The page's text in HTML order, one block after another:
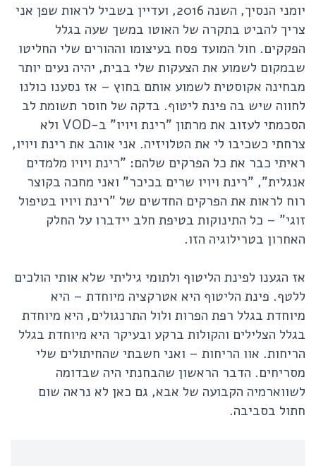
יומני הנסיך, השנה 2016, ועדיין בשביל לראות שפן אני
צריך להביט בתקרה של האוטו במשך שעה בגלל
הפקקים. חול המועד פסח בעיצומו וההורים שלי החליטו
שבמקום לשמוע את הצעקות שלי בבית, יהיה נעים יותר
מבחינה אקוסטית לשמוע אותם בחוץ – אז נסענו כולנו
לחווה שיש בה פינת ליטוף. בדקה של חוסר תשומת לב
הסכמתי לעזוב את מרתון "רינת ויויו" ב-VOD ולא
צרחתי כשכיבו לי את הטלויזיה. אני אוהב את רינת ויויו,
ראיתי כבר את כל הפרקים שלהם: "רינת ויויו מלמדים
אנגלית", "רינת ויויו שרים בכיכר" ואני מחכה בקוצר
רוח לראות את הפרקים החדשים של "רינת ויויו בטיפול
זוגי" – כל התינוקות בטיפת חלב יידברו על החלק
האחרון בטרילוגיה הזו.
אז הגענו לפינת הליטוף ולתומי גיליתי שלא אותי הולכים
ללטף. פינת הליטוף היא אטרקציה מיוחדת – היא
מיוחדת בגלל רפת הפרות ולול התרנגולים, היא מיוחדת
בגלל הצלילים והקולות ברקע ובעיקר היא מיוחדת בגלל
הריחות. אוו הריחות – ואני חשבתי שהחיתולים שלי
מסריחים. הדבר הראשון שהבחנתי היה שבדומה
לשווארמיה הקבועה של אבא, גם כאן לא נראה שום
חתול בסביבה.